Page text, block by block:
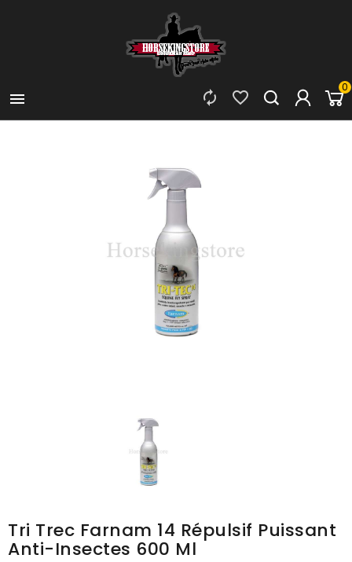

0


Tri Trec Farnam 14 Répulsif Puissant
Anti-Insectes 600 Ml